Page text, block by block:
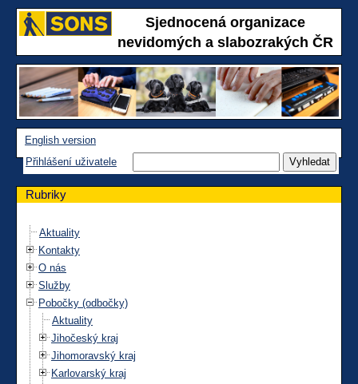
Sjednocená organizace
nevidomých a slabozrakých ČR
English version
Přihlášení uživatele
Rubriky
Aktuality
Kontakty
O nás
Služby
Pobočky (odbočky)
Aktuality
Jihočeský kraj
Jihomoravský kraj
Karlovarský kraj